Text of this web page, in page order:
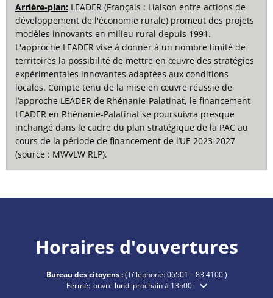
Arrière-plan: LEADER (Français : Liaison entre actions de
développement de l'économie rurale) promeut des projets
modèles innovants en milieu rural depuis 1991.
L'approche LEADER vise à donner à un nombre limité de
territoires la possibilité de mettre en œuvre des stratégies
expérimentales innovantes adaptées aux conditions
locales. Compte tenu de la mise en œuvre réussie de
l’approche LEADER de Rhénanie-Palatinat, le financement
LEADER en Rhénanie-Palatinat se poursuivra presque
inchangé dans le cadre du plan stratégique de la PAC au
cours de la période de financement de l’UE 2023-2027
(source : MWVLW RLP).
Horaires d'ouvertures
Bureau des citoyens :(Téléphone:06501 – 83 4100)
Cliquez pour masquer les heures d'ouverture ou de
Fermé: ouvre lundi prochain à 13h00